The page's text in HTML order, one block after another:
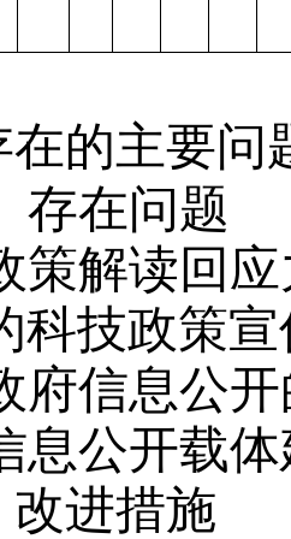
在的主要问
存在问题
策解读回
科技政策
府信息公
息公开载
改进措施